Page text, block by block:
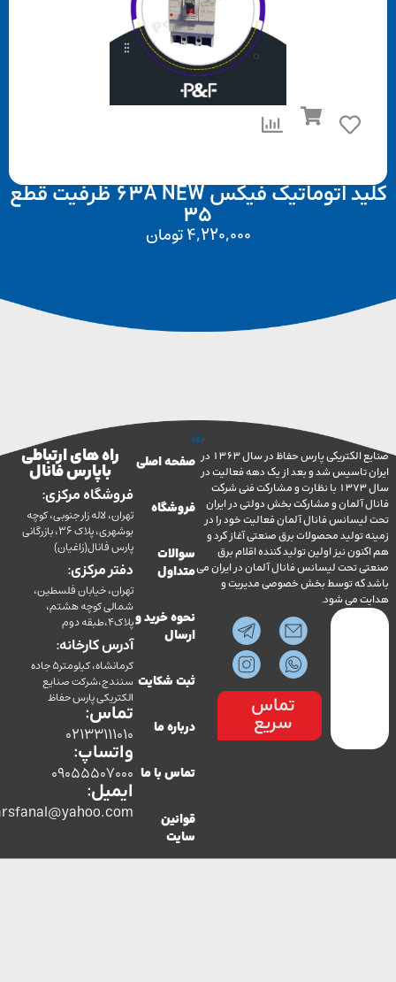
کلید اتوماتیک فیکس 63A NEW ظرفیت قطع
4,220,000تومان
صنایع الکتریکی پارس حفاظ در سال 1363 در
شد و بعد از یک دهه فعالیت در
سال 1373 با نظارت و مشارکت فنی شرکت
و مشارکت بخش دولتی در ایران
فانال آلمان فعالیت خود را در
محصولات برق صنعتی آغاز کرد و
نیز اولین تولید کننده اقلام برق
لیسانس فانال آلمان در ایران می
توسط بخش خصوصی مدیریت و
می شود.
تماس
سریع
صفحه اصلی
فروشگاه
سوالات
متداول
نحوه خرید و
ثبت شکایت
درباره ما
تماس با ما
قوانین
راه های ارتباطی
با پارس فانال
فروشگاه مرکزی:
تهران، لاله زار جنوبی، کوچه
بوشهری، پلاک 36، بازرگانی
پارس فانال(زاغیان)
دفتر مرکزی:
تهران، خیابان فلسطین،
شمالی کوچه هشتم،
پلاک4،طبقه دوم
آدرس کارخانه:
کرمانشاه، کیلومتر5 جاده
سنندج،شرکت صنایع
الکتریکی پارس حفاظ
تماس:
02133111010
واتساپ:
09055507000
ایمیل:
co.parsfanal@yahoo.com